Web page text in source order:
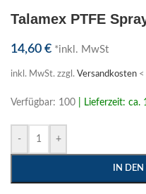
Talamex PTFE
14,60 € *inkl. MwSt
inkl. MwSt. zzgl. Versandkosten
Verfügbar: 100 | Lieferzeit: ca.
- +
IN